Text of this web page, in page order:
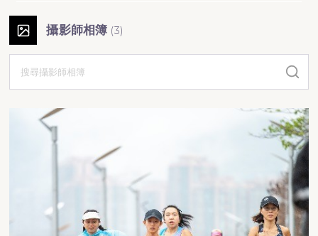
攝影師相簿 (3)